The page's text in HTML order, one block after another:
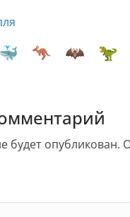
будет опубликован.